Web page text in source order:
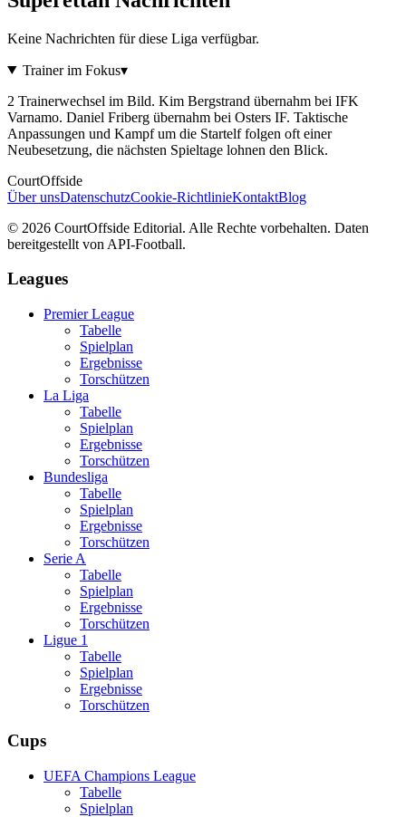
Keine Nachrichten für diese Liga verfügbar.
Trainer im Fokus▾
2 Trainerwechsel im Bild. Kim Bergstrand übernahm bei IFK
Varnamo. Daniel Friberg übernahm bei Osters IF. Taktische
Anpassungen und Kampf um die Startelf folgen oft einer
Neubesetzung, die nächsten Spieltage lohnen den Blick.
CourtOffside
Über unsDatenschutzCookie-RichtlinieKontaktBlog
© 2026 CourtOffside Editorial. Alle Rechte vorbehalten. Daten
bereitgestellt von API-Football.
Leagues
Premier League
Tabelle
Spielplan
Ergebnisse
Torschützen
La Liga
Tabelle
Spielplan
Ergebnisse
Torschützen
Bundesliga
Tabelle
Spielplan
Ergebnisse
Torschützen
Serie A
Tabelle
Spielplan
Ergebnisse
Torschützen
Ligue 1
Tabelle
Spielplan
Ergebnisse
Torschützen
Cups
UEFA Champions League
Tabelle
Spielplan